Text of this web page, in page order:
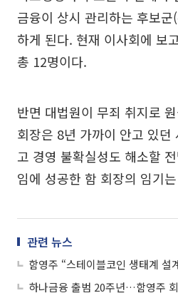
금융이 상시 관리하는 후보
하게 된다. 현재 이사회에 보
총 12명이다.
반면 대법원이 무죄 취지로
회장은 8년 가까이 안고 있던
고 경영 불확실성도 해소할
임에 성공한 함 회장의 임기
관련 뉴스